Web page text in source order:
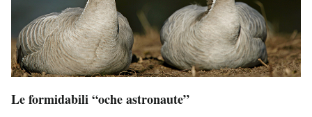
Le formidabili “oche astronaute”